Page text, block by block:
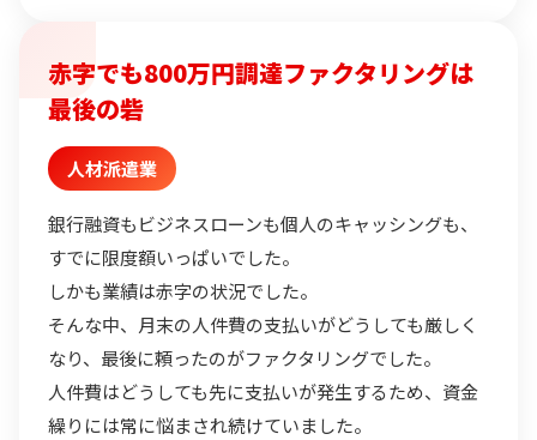
赤字でも800万円調達ファクタリングは
最後の砦
人材派遣業
銀行融資もビジネスローンも個人のキャッシングも、
すでに限度額いっぱいでした。
しかも業績は赤字の状況でした。
そんな中、月末の人件費の支払いがどうしても厳しく
なり、最後に頼ったのがファクタリングでした。
人件費はどうしても先に支払いが発生するため、資金
繰りには常に悩まされ続けていました。